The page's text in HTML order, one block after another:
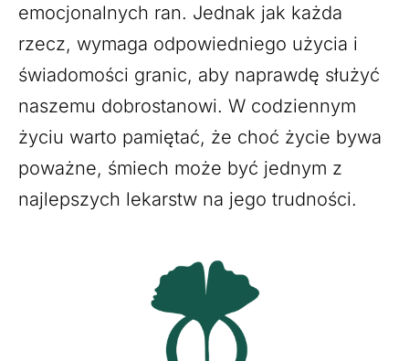
emocjonalnych ran. Jednak jak każda
rzecz, wymaga odpowiedniego użycia i
świadomości granic, aby naprawdę służyć
naszemu dobrostanowi. W codziennym
życiu warto pamiętać, że choć życie bywa
poważne, śmiech może być jednym z
najlepszych lekarstw na jego trudności.